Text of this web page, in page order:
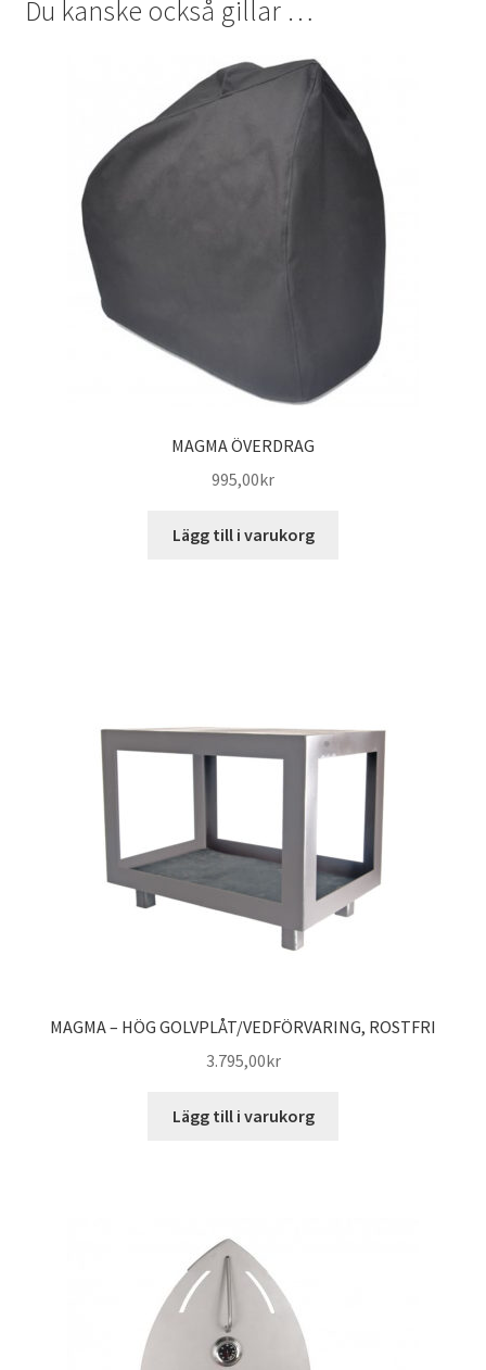
Du kanske också gillar …
MAGMA ÖVERDRAG
995,00kr
Lägg till i varukorg
MAGMA – HÖG GOLVPLÅT/VEDFÖRVARING, ROSTFRI
3.795,00kr
Lägg till i varukorg